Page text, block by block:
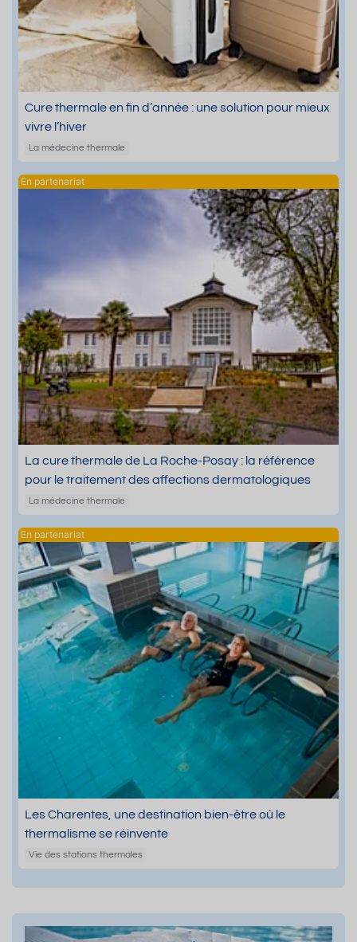
Cure thermale en fin d’année : une solution pour mieux
vivre l’hiver
La médecine thermale
La cure thermale de La Roche-Posay : la référence
pour le traitement des affections dermatologiques
La médecine thermale
Les Charentes, une destination bien-être où le
thermalisme se réinvente
Vie des stations thermales